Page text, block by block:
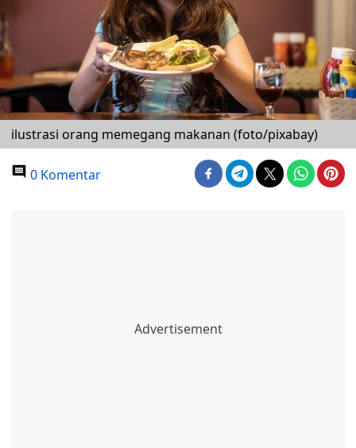
ilustrasi orang memegang makanan (foto/pixabay)
0 Komentar